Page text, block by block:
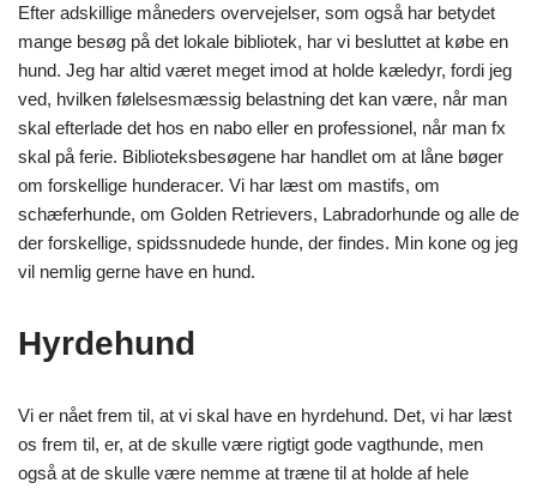
Efter adskillige måneders overvejelser, som også har betydet
mange besøg på det lokale bibliotek, har vi besluttet at købe en
hund. Jeg har altid været meget imod at holde kæledyr, fordi jeg
ved, hvilken følelsesmæssig belastning det kan være, når man
skal efterlade det hos en nabo eller en professionel, når man fx
skal på ferie. Biblioteksbesøgene har handlet om at låne bøger
om forskellige hunderacer. Vi har læst om mastifs, om
schæferhunde, om Golden Retrievers, Labradorhunde og alle de
der forskellige, spidssnudede hunde, der findes. Min kone og jeg
vil nemlig gerne have en hund.
Hyrdehund
Vi er nået frem til, at vi skal have en hyrdehund. Det, vi har læst
os frem til, er, at de skulle være rigtigt gode vagthunde, men
også at de skulle være nemme at træne til at holde af hele